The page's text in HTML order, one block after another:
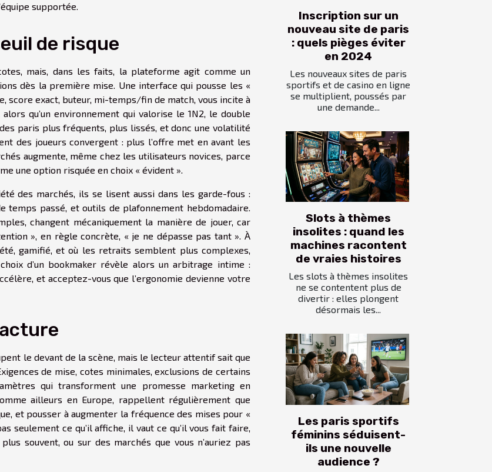
supportée.
de risque
mais, dans les faits, la plateforme agit comme un
dès la première mise. Une interface qui pousse les «
score exact, buteur, mi-temps/fin de match, vous incite à
qu’un environnement qui valorise le 1N2, le double
paris plus fréquents, plus lissés, et donc une volatilité
des joueurs convergent : plus l’offre met en avant les
augmente, même chez les utilisateurs novices, parce
une option risquée en choix « évident ».
des marchés, ils se lisent aussi dans les garde-fous :
temps passé, et outils de plafonnement hebdomadaire.
changent mécaniquement la manière de jouer, car
», en règle concrète, « je ne dépasse pas tant ». À
gamifié, et où les retraits semblent plus complexes,
d’un bookmaker révèle alors un arbitrage intime :
et acceptez-vous que l’ergonomie devienne votre
le devant de la scène, mais le lecteur attentif sait que
de mise, cotes minimales, exclusions de certains
qui transforment une promesse marketing en
ailleurs en Europe, rappellent régulièrement que
et pousser à augmenter la fréquence des mises pour «
seulement ce qu’il affiche, il vaut ce qu’il vous fait faire,
souvent, ou sur des marchés que vous n’auriez pas
Inscription sur un
nouveau site de paris
: quels pièges éviter
en 2024
Les nouveaux sites de paris
sportifs et de casino en ligne
se multiplient, poussés par
une demande...
Slots à thèmes
insolites : quand les
machines racontent
de vraies histoires
Les slots à thèmes insolites
ne se contentent plus de
divertir : elles plongent
désormais les...
Les paris sportifs
féminins séduisent-
ils une nouvelle
audience ?